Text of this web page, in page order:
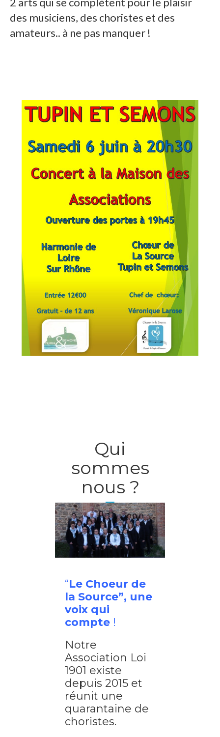
des musiciens, des choristes et des
amateurs.. à ne pas manquer !
Qui
sommes
nous ?
“Le Choeur de
la Source”, une
voix qui
compte !
Notre
Association Loi
1901 existe
depuis 2015 et
réunit une
quarantaine de
choristes.